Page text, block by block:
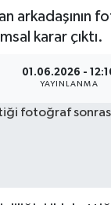
arkadaşının
karar çıktı.
01.06.2026 -
YAYINLANMA
Haberleri